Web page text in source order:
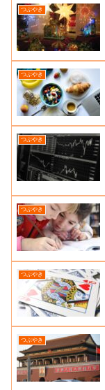
つぶやき
つぶやき
つぶやき
つぶやき
つぶやき
つぶやき